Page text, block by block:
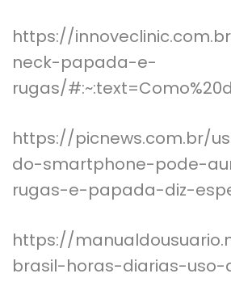
https://
neck-papada-e-
rugas/
https://picnews.com.br/
do-smartphone-pode-
rugas-e-papada-diz-
https://
brasil-horas-diarias-uso-